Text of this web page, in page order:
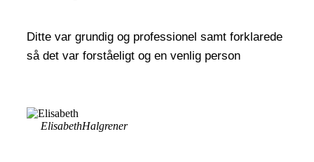
Ditte var grundig og professionel samt forklarede
så det var forståeligt og en venlig person
ElisabethHalgrener